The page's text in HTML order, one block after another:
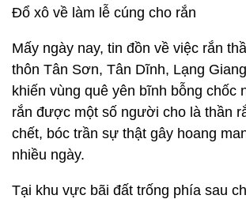
Đổ xô về làm lễ cúng cho rắn
Mấy ngày nay, tin đồn về việc rắn
thôn Tân Sơn, Tân Dĩnh, Lạng
khiến vùng quê yên bĩnh bỗng chốc
rắn được một số người cho là thần
chết, bóc trần sự thật gây hoang
nhiều ngày.
Tại khu vực bãi đất trống phía sau